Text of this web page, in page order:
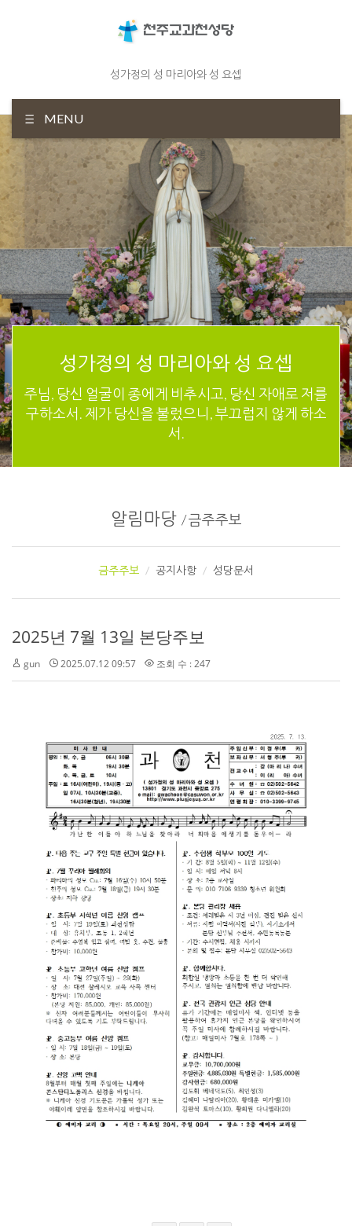
성가정의 성 마리아와 성 요셉
MENU
성가정의 성 마리아와 성 요셉
주님, 당신 얼굴이 종에게 비추시고, 당신 자애로 저를
구하소서. 제가 당신을 불렀으니, 부끄럽지 않게 하소
서.
알림마당 /금주주보
금주주보 공지사항 성당문서
2025년 7월 13일 본당주보
gun 2025.07.12 09:57 조회 수 : 247